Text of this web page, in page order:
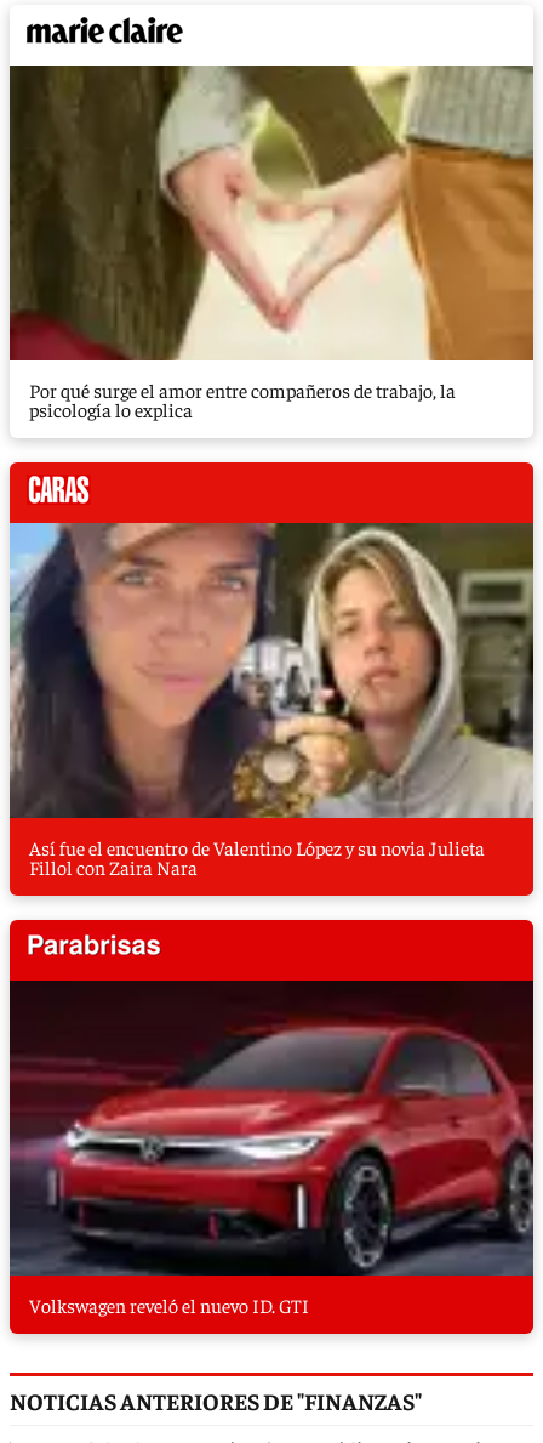
Por qué surge el amor entre compañeros de trabajo, la
psicología lo explica
Así fue el encuentro de Valentino López y su novia Julieta
Fillol con Zaira Nara
Volkswagen reveló el nuevo ID. GTI
NOTICIAS ANTERIORES DE "FINANZAS"